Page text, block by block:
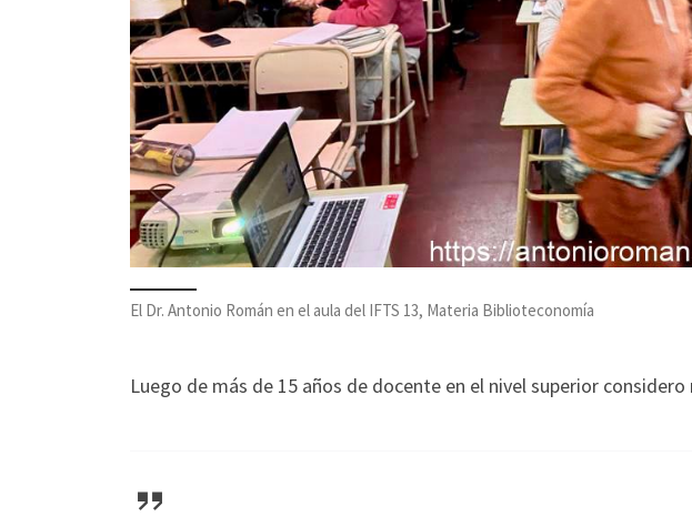
El Dr. Antonio Román en el aula del IFTS 13, Materia Biblioteconomía
Luego de más de 15 años de docente en el nivel superior